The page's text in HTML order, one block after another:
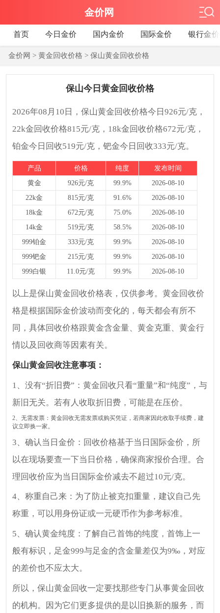
金价网
首页 今日金价 国内金价 国际金价 银行金价
金价网 > 黄金回收价格 > 保山黄金回收价格
保山今日黄金回收价格
2026年08月10日，保山黄金回收价格今日926元/克，
22k金回收价格815元/克，18k金回收价格672元/克，
铂金今日回收519元/克，钯金今日回收333元/克。
产品 价格 纯度
发布时间
黄金
926元/克 99.9%
2026-08-10
22k金
815元/克 91.6%
2026-08-10
18k金
672元/克 75.0%
2026-08-10
14k金
519元/克 58.5%
2026-08-10
999铂金
333元/克 99.9%
2026-08-10
999钯金
215元/克 99.9%
2026-08-10
999白银
11.0元/克 99.9% 2026-08-10
以上是保山黄金回收价格表，仅供参考。黄金回收价
格是根据国际金价波动而变化的，每天都会有所不
同，具体回收价格跟黄金含金量、黄金克重、黄金行
情以及回收商等因素有关。
保山黄金回收注意事项：
1、没有“折旧费”：黄金回收只看“重量”和“纯度”，与
新旧无关。若有人收取折旧费，可能是在压价。
2、无需发票：黄金回收无需发票或购买凭证，若商家因此收取手续费，建
议立即换一家。
3、确认当日金价：回收价格基于当日国际金价，所
以在现场要查一下当日价格，确保商家报价合理。合
理回收价应为当日国际金价减去不超过10元/克。
4、称重自己来：为了防止被克扣重量，建议自己先
称重，可以用身份证或一元硬币作为参考标准。
5、确认黄金纯度：了解自己首饰的纯度，首饰上一
般有标识，足金999与足金的含金量差仅为9‰，对应
的差价也不应太大。
所以，保山黄金回收一定要找那些专门从事黄金回收
的机构。因为它们更多提供的是以旧换新的服务，而